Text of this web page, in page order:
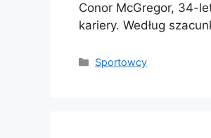
Conor McGregor, 34-
kariery. Według
Categories
Sportowcy